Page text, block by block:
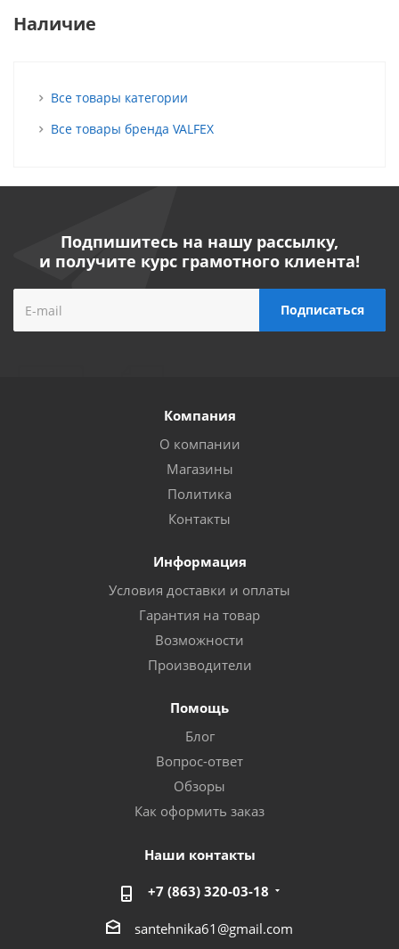
Наличие
Все товары категории
Все товары бренда VALFEX
Подпишитесь на нашу рассылку,
и получите курс грамотного клиента!
Компания
О компании
Магазины
Политика
Контакты
Информация
Условия доставки и оплаты
Гарантия на товар
Возможности
Производители
Помощь
Блог
Вопрос-ответ
Обзоры
Как оформить заказ
Наши контакты
+7 (863) 320-03-18
santehnika61@gmail.com